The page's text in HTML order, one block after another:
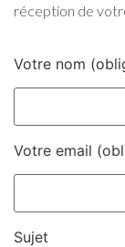
réception de
Votre nom
Votre email
Sujet